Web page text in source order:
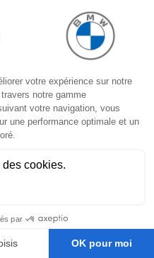
avec pompe